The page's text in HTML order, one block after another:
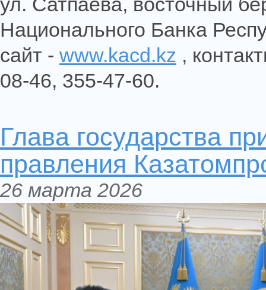
Национального Банка
сайт - www.kacd.kz ,
08-46, 355-47-60.
Глава государства
правления
26 марта 2026